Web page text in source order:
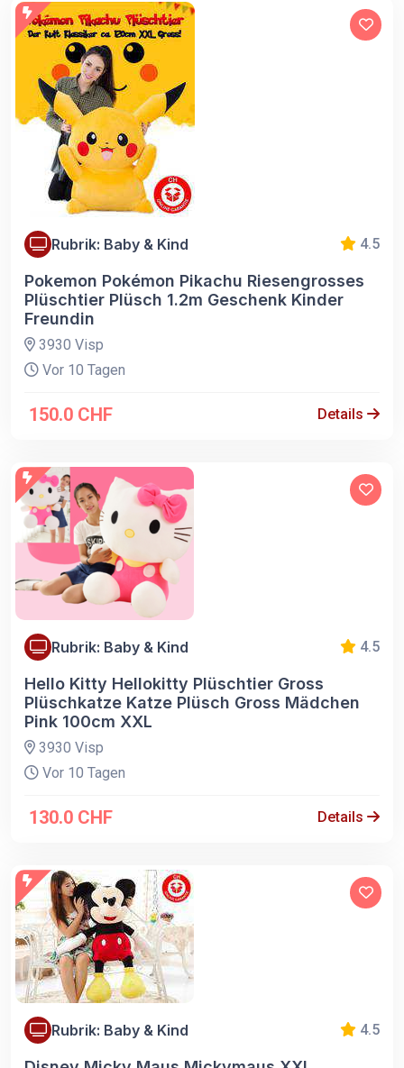
Rubrik: Baby & Kind 4.5
Pokemon Pokémon Pikachu Riesengrosses
Plüschtier Plüsch 1.2m Geschenk Kinder
Freundin
3930 Visp
Vor 10 Tagen
150.0 CHF Details
Rubrik: Baby & Kind 4.5
Hello Kitty Hellokitty Plüschtier Gross
Plüschkatze Katze Plüsch Gross Mädchen
Pink 100cm XXL
3930 Visp
Vor 10 Tagen
130.0 CHF Details
Rubrik: Baby & Kind 4.5